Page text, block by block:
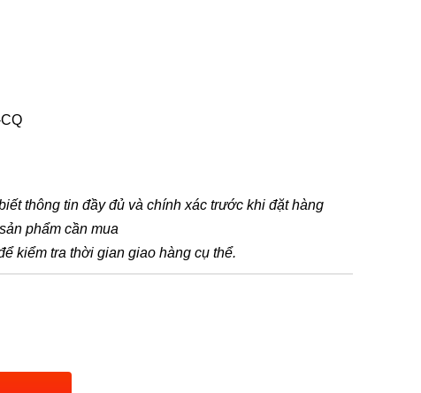
thông tin đầy đủ và chính xác trước khi đặt hàng
phẩm cần mua
kiểm tra thời gian giao hàng cụ thể.